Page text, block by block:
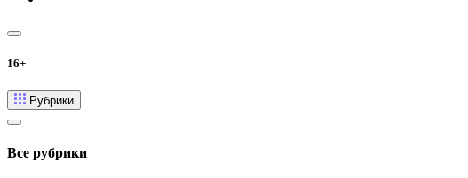
16+
Рубрики
Все рубрики